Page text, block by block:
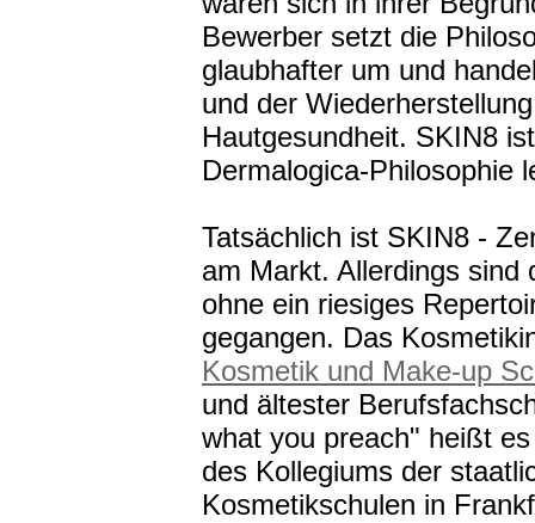
Bewerber setzt die
glaubhafter um und
und der
Hautgesundheit. SKIN8
Dermalogica-Philosophie
Tatsächlich ist SKIN8 -
am Markt. Allerdings sind
ohne ein riesiges
gegangen. Das
Kosmetik und Make-up
und ältester
what you preach" heißt
des Kollegiums der
Kosmetikschulen in